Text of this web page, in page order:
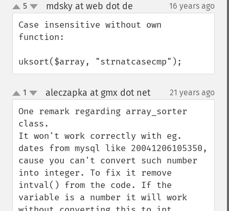
up
down
5 mdsky at web dot de 16 years ago
Case insensitive without own
function:
uksort($array, "strnatcasecmp");
up
down
1 aleczapka at gmx dot net¶ 21 years ago
One remark regarding array_sorter
class.
It won't work correctly with eg.
dates from mysql like 20041206105350,
cause you can't convert such number
into integer. To fix it remove
intval() from the code. If the
variable is a number it will work